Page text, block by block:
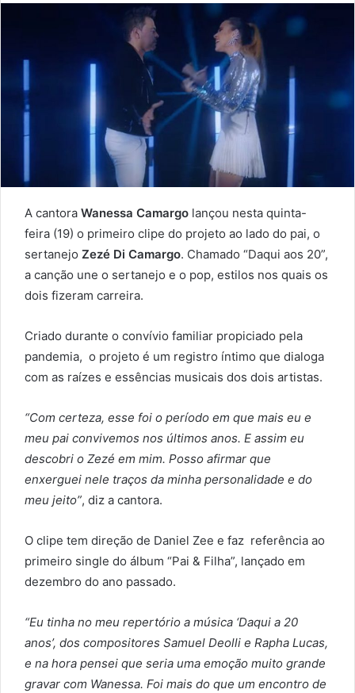
A cantora Wanessa Camargo lançou nesta quinta-
feira (19) o primeiro clipe do projeto ao lado do pai, o
sertanejo Zezé Di Camargo. Chamado “Daqui aos 20”,
a canção une o sertanejo e o pop, estilos nos quais os
dois fizeram carreira.
Criado durante o convívio familiar propiciado pela
pandemia, o projeto é um registro íntimo que dialoga
com as raízes e essências musicais dos dois artistas.
“Com certeza, esse foi o período em que mais eu e
meu pai convivemos nos últimos anos. E assim eu
descobri o Zezé em mim. Posso afirmar que
enxerguei nele traços da minha personalidade e do
meu jeito”, diz a cantora.
O clipe tem direção de Daniel Zee e faz referência ao
primeiro single do álbum “Pai & Filha”, lançado em
dezembro do ano passado.
“Eu tinha no meu repertório a música ‘Daqui a 20
anos’, dos compositores Samuel Deolli e Rapha Lucas,
e na hora pensei que seria uma emoção muito grande
gravar com Wanessa. Foi mais do que um encontro de